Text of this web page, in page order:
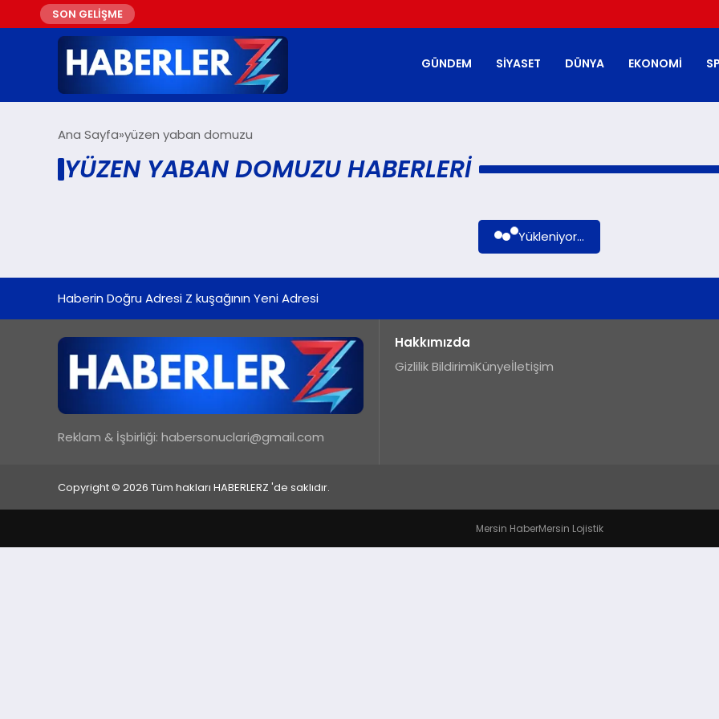
SON GELİŞME
GÜNDEM SIYASET DÜNYA EKONOMI
Ana Sayfa yüzen yaban domuzu
YÜZEN YABAN DOMUZU HABERLERI
Yükleniyor...
Haberin Doğru Adresi Z kuşağının Yeni Adresi
Reklam & İşbirliği: habersonuclari@gmail.com
Hakkımızda
Gizlilik BildirimiKünyeİletişim
Copyright © 2026 Tüm hakları HABERLERZ 'de saklıdır.
Mersin HaberMersin Lojistik